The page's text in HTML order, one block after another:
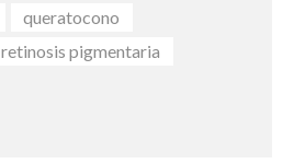
queratocono
retinosis pigmentaria